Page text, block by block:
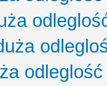
odleglość